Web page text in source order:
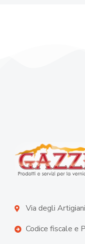
Via degli
Codice fiscale e